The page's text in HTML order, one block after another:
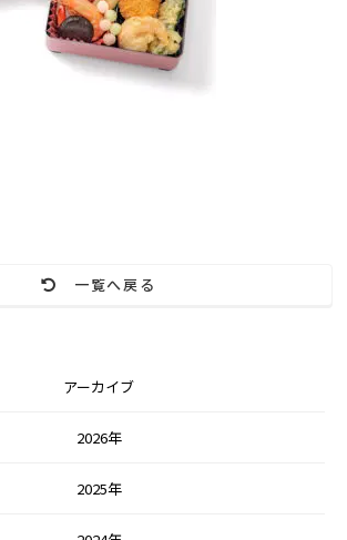
一覧へ戻る
アーカイブ
2026年
2025年